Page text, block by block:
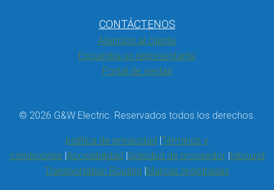
CONTÁCTENOS
Atención al cliente
Encuentra un representante
Portal de ventas
© 2026 G&W Electric. Reservados todos los derechos.
política de privacidad Términos y
condiciones Accesibilidad Solicitud de proveedor Inbound
Transportation Routing Marcas registradas